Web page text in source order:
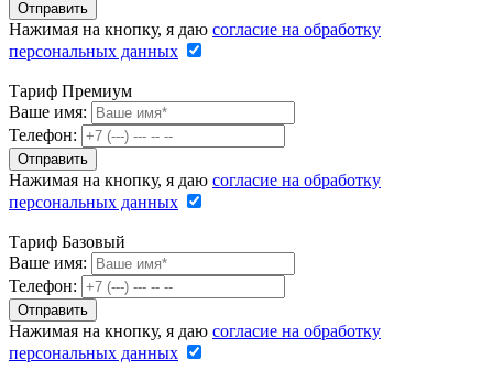
Нажимая на кнопку, я даю согласие на обработку
персональных данных
Тариф Премиум
Ваше имя:
Телефон:
Нажимая на кнопку, я даю согласие на обработку
персональных данных
Тариф Базовый
Ваше имя:
Телефон:
Нажимая на кнопку, я даю согласие на обработку
персональных данных